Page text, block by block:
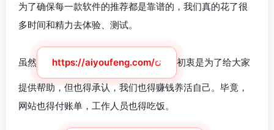
为了确保每一款软件的推荐都是靠谱的，我们真的花了很
多时间和精力去体验、测试。
虽然 https://aiyoufeng.com/ 初衷是为了给大家
提供帮助，但也得承认，我们也得赚钱养活自己。毕竟，
网站也得付账单，工作人员也得吃饭。